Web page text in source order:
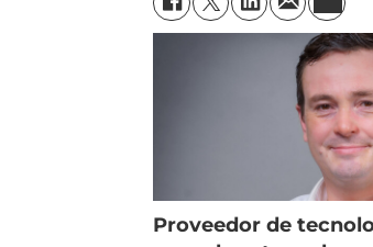
Proveedor de